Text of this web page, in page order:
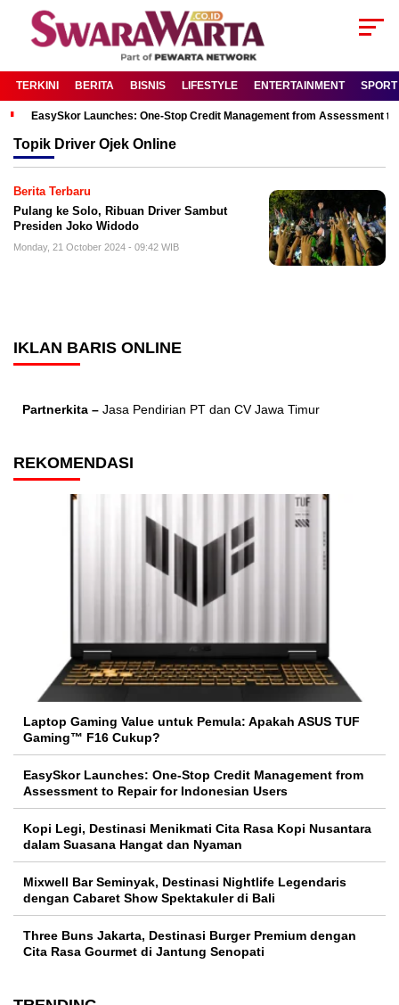
TERKINI BERITA BISNIS LIFESTYLE ENTERTAINMENT SPORT
EasySkor Launches: One-Stop Credit Management from Assessment
Topik Driver Ojek Online
Berita Terbaru
Pulang ke Solo, Ribuan Driver Sambut
Presiden Joko Widodo
Monday, 21 October 2024 - 09:42 WIB
IKLAN BARIS ONLINE
Partnerkita – Jasa Pendirian PT dan CV Jawa Timur
REKOMENDASI
Laptop Gaming Value untuk Pemula: Apakah ASUS TUF
Gaming™ F16 Cukup?
EasySkor Launches: One-Stop Credit Management from
Assessment to Repair for Indonesian Users
Kopi Legi, Destinasi Menikmati Cita Rasa Kopi Nusantara
dalam Suasana Hangat dan Nyaman
Mixwell Bar Seminyak, Destinasi Nightlife Legendaris
dengan Cabaret Show Spektakuler di Bali
Three Buns Jakarta, Destinasi Burger Premium dengan
Cita Rasa Gourmet di Jantung Senopati